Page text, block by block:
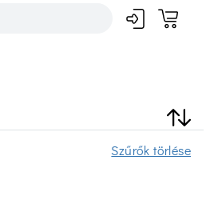
Szűrők törlése